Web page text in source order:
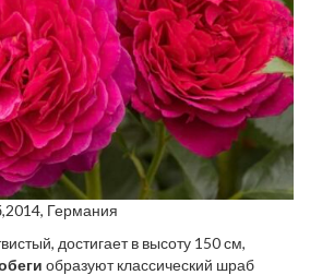
Германия
достигает в высоту 150 см,
образуют классический шраб